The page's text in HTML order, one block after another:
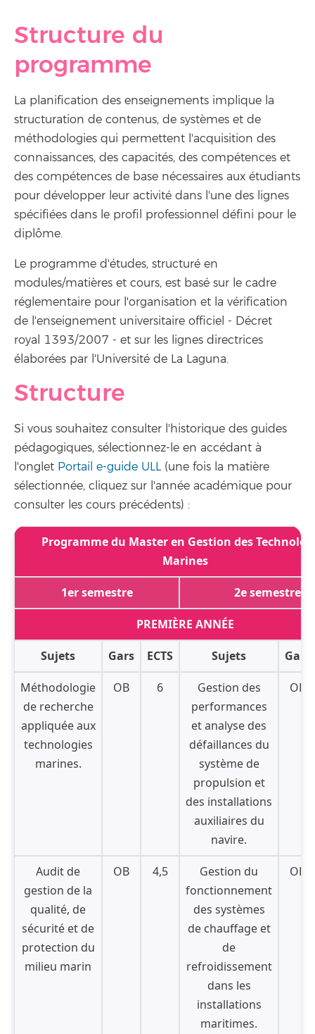
Structure du
programme
La planification des enseignements implique la
structuration de contenus, de systèmes et de
méthodologies qui permettent l'acquisition des
connaissances, des capacités, des compétences et
des compétences de base nécessaires aux étudiants
pour développer leur activité dans l'une des lignes
spécifiées dans le profil professionnel défini pour le
diplôme.
Le programme d'études, structuré en
modules/matières et cours, est basé sur le cadre
réglementaire pour l'organisation et la vérification
de l'enseignement universitaire officiel - Décret
royal 1393/2007 - et sur les lignes directrices
élaborées par l'Université de La Laguna.
Structure
Si vous souhaitez consulter l'historique des guides
pédagogiques, sélectionnez-le en accédant à
l'onglet Portail e-guide ULL (une fois la matière
sélectionnée, cliquez sur l'année académique pour
consulter les cours précédents) :
Programme du Master en Gestion des
Marines
1er semestre 2e semestre
PREMIÈRE ANNÉE
Sujets Gars ECTS Sujets Gars
Méthodologie
de recherche
appliquée aux
technologies
marines.
OB 6
Gestion des
performances
et analyse des
défaillances du
système de
propulsion et
des installations
auxiliaires du
navire.
OB
Audit de
gestion de la
qualité, de
sécurité et de
protection du
milieu marin
OB 4,5
Gestion du
fonctionnement
des systèmes
de chauffage et
de
refroidissement
dans les
installations
maritimes.
OB